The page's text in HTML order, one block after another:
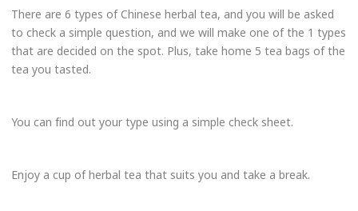
There are 6 types of Chinese herbal tea, and you will be asked
to check a simple question, and we will make one of the 1 types
that are decided on the spot. Plus, take home 5 tea bags of the
tea you tasted.
You can find out your type using a simple check sheet.
Enjoy a cup of herbal tea that suits you and take a break.